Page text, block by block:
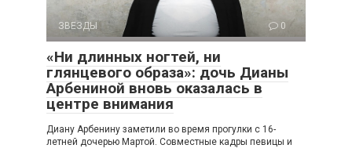
ЗВЕЗДЫ 0
«Ни длинных ногтей, ни
глянцевого образа»: дочь Дианы
Арбениной вновь оказалась в
центре внимания
Диану Арбенину заметили во время прогулки с 16-
летней дочерью Мартой. Совместные кадры певицы и